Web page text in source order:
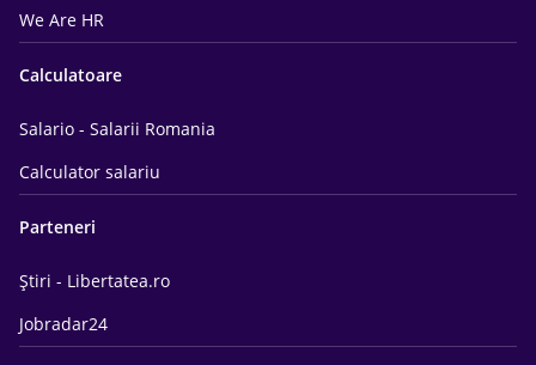
We Are HR
Calculatoare
Salario - Salarii Romania
Calculator salariu
Parteneri
Știri - Libertatea.ro
Jobradar24